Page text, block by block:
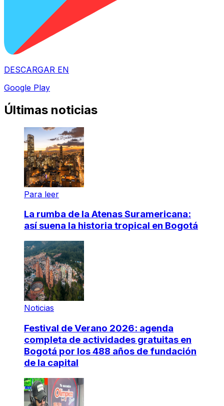
DESCARGAR EN
Google Play
Últimas noticias
Para leer
La rumba de la Atenas Suramericana:
así suena la historia tropical en Bogotá
Noticias
Festival de Verano 2026: agenda
completa de actividades gratuitas en
Bogotá por los 488 años de fundación
de la capital